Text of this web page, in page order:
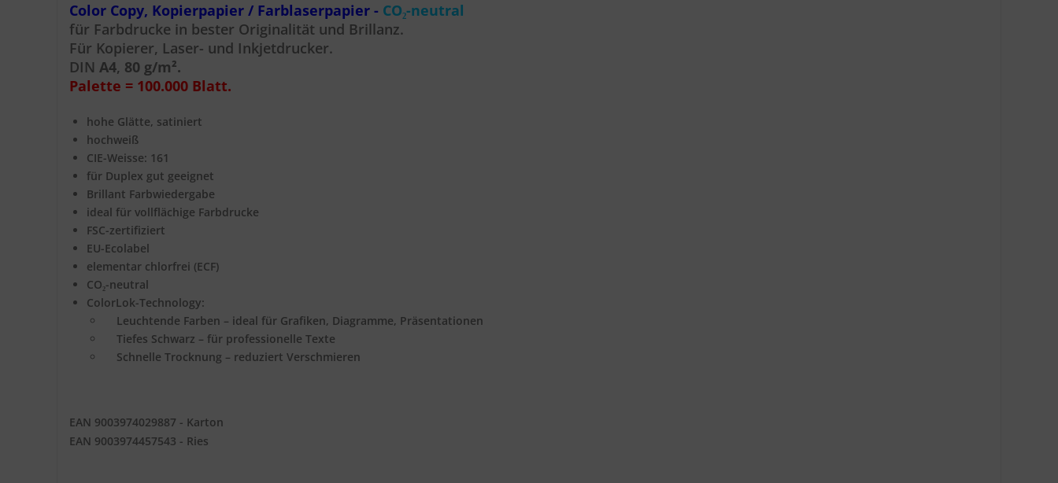
Color Copy, Kopierpapier / Farblaserpapier - CO₂-neutral
für Farbdrucke in bester Originalität und Brillanz.
Für Kopierer, Laser- und Inkjetdrucker.
DIN A4, 80 g/m².
Palette = 100.000 Blatt.
hohe Glätte, satiniert
hochweiß
CIE-Weisse: 161
für Duplex gut geeignet
Brillant Farbwiedergabe
ideal für vollflächige Farbdrucke
FSC-zertifiziert
EU-Ecolabel
elementar chlorfrei (ECF)
CO₂-neutral
ColorLok-Technology:
Leuchtende Farben – ideal für Grafiken, Diagramme, Präsentationen
Tiefes Schwarz – für professionelle Texte
Schnelle Trocknung – reduziert Verschmieren
EAN 9003974029887 - Karton
EAN 9003974457543 - Ries